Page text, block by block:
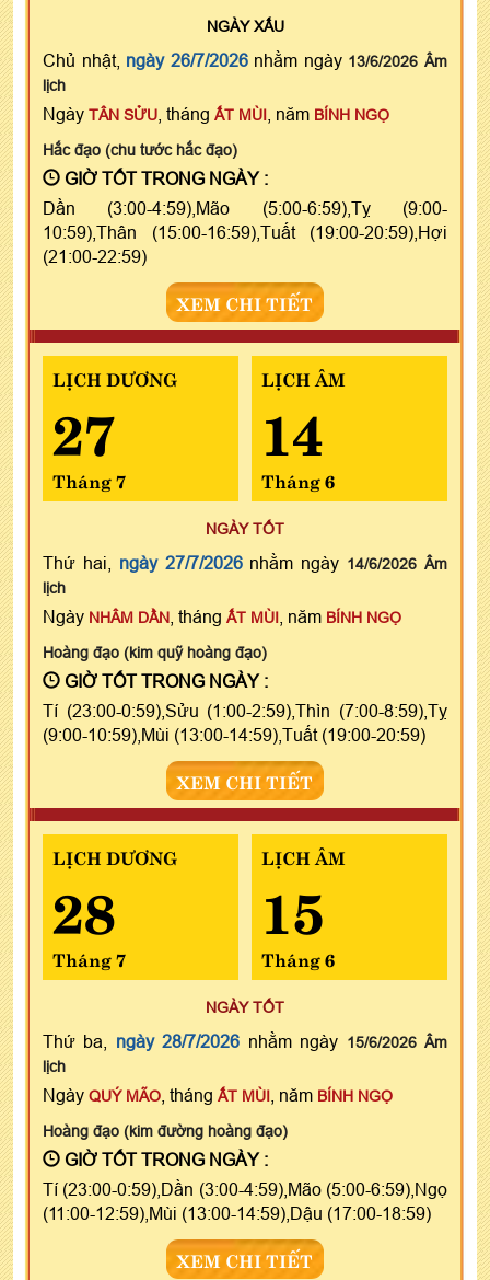
NGÀYXẤU
Chủ nhật, ngày 26/7/2026nhằm ngày 13/6/2026 Âm
lịch
Ngày TÂN SỬU , tháng ẤT MÙI , năm BÍNH NGỌ
Hắc đạo (chu tước hắc đạo)
GIỜ TỐT TRONG NGÀY :
Dần (3:00-4:59),Mão (5:00-6:59),Tỵ (9:00-
10:59),Thân (15:00-16:59),Tuất (19:00-20:59),Hợi
(21:00-22:59)
XEM CHI TIẾT
LỊCH DƯƠNG
27
Tháng 7
LỊCH ÂM
14
Tháng 6
NGÀY TỐT
Thứ hai, ngày 27/7/2026nhằm ngày 14/6/2026 Âm
lịch
Ngày NHÂM DẦN , tháng ẤT MÙI , năm BÍNH NGỌ
Hoàng đạo (kim quỹ hoàng đạo)
GIỜ TỐT TRONG NGÀY :
Tí (23:00-0:59),Sửu (1:00-2:59),Thìn (7:00-8:59),Tỵ
(9:00-10:59),Mùi (13:00-14:59),Tuất (19:00-20:59)
XEM CHI TIẾT
LỊCH DƯƠNG
28
Tháng 7
LỊCH ÂM
15
Tháng 6
NGÀY TỐT
Thứ ba, ngày 28/7/2026 nhằm ngày 15/6/2026 Âm
lịch
Ngày QUÝ MÃO , tháng ẤT MÙI , năm BÍNH NGỌ
Hoàng đạo (kim đường hoàng đạo)
GIỜ TỐT TRONG NGÀY :
Tí (23:00-0:59),Dần (3:00-4:59),Mão (5:00-6:59),Ngọ
(11:00-12:59),Mùi (13:00-14:59),Dậu (17:00-18:59)
XEM CHI TIẾT